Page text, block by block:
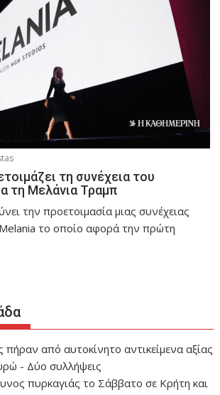
τη συνέχεια του
τη Μελάνια Τραμπ
την προετοιμασία μιας συνέχειας
το οποίο αφορά την πρώτη
πήραν από αυτοκίνητο αντικείμενα αξίας
- Δύο συλλήψεις
πυρκαγιάς το Σάββατο σε Κρήτη και